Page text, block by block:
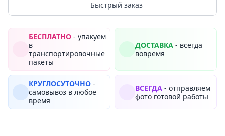
Быстрый заказ
БЕСПЛАТНО - упакуем
в
транспортировочные
пакеты
ДОСТАВКА - всегда
вовремя
КРУГЛОСУТОЧНО -
самовывоз в любое
время
ВСЕГДА - отправляем
фото готовой работы